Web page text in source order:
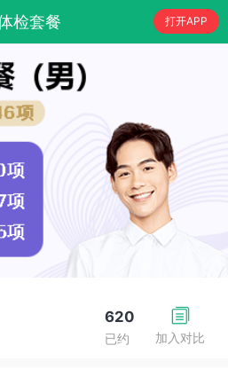
检套餐 打开APP
加入对比
620
已约